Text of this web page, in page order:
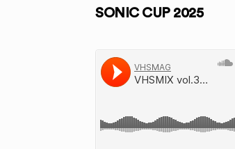
SONIC CUP 2025